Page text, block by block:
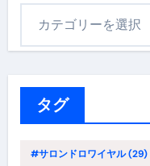
タグ
#サロンドロワイヤル(29)